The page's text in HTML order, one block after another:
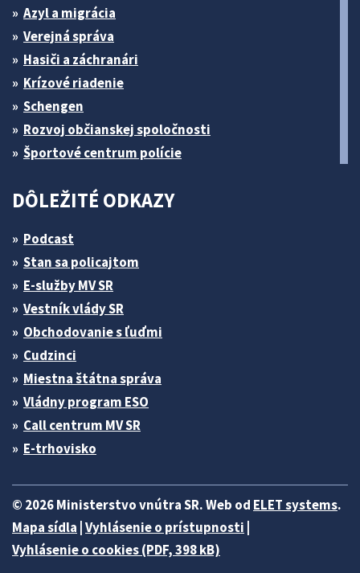
Azyl a migrácia
Verejná správa
Hasiči a záchranári
Krízové riadenie
Schengen
Rozvoj občianskej spoločnosti
Športové centrum polície
DÔLEŽITÉ ODKAZY
Podcast
Stan sa policajtom
E-služby MV SR
Vestník vlády SR
Obchodovanie s ľuďmi
Cudzinci
Miestna štátna správa
Vládny program ESO
Call centrum MV SR
E-trhovisko
© 2026 Ministerstvo vnútra SR. Web od ELET systems.
Mapa sídla Vyhlásenie o prístupnosti
Vyhlásenie o cookies (PDF, 398 kB)